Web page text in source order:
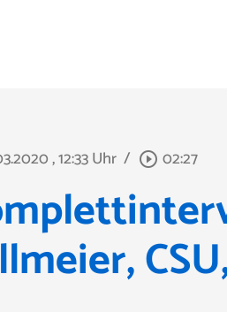
, 12:33 Uhr / play_circle_outline 02:27